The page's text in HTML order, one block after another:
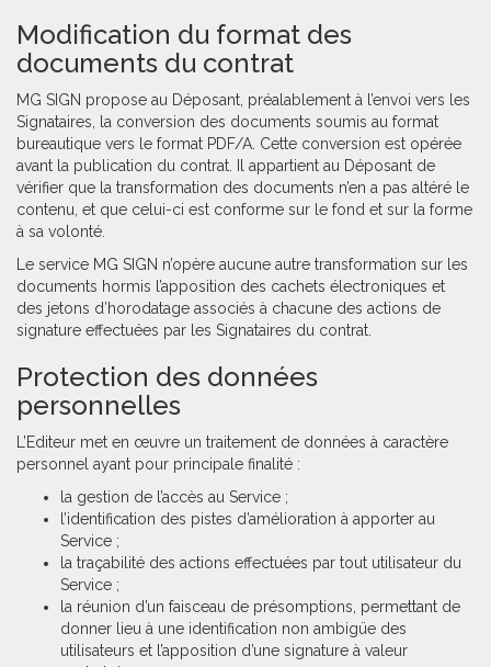
Modification du format des
documents du contrat
MG SIGN propose au Déposant, préalablement à l’envoi vers les
Signataires, la conversion des documents soumis au format
bureautique vers le format PDF/A. Cette conversion est opérée
avant la publication du contrat. Il appartient au Déposant de
vérifier que la transformation des documents n’en a pas altéré le
contenu, et que celui-ci est conforme sur le fond et sur la forme
à sa volonté.
Le service MG SIGN n’opère aucune autre transformation sur les
documents hormis l’apposition des cachets électroniques et
des jetons d’horodatage associés à chacune des actions de
signature effectuées par les Signataires du contrat.
Protection des données
personnelles
L’Editeur met en œuvre un traitement de données à caractère
personnel ayant pour principale finalité :
la gestion de l’accès au Service ;
l’identification des pistes d’amélioration à apporter au
Service ;
la traçabilité des actions effectuées par tout utilisateur du
Service ;
la réunion d’un faisceau de présomptions, permettant de
donner lieu à une identification non ambigüe des
utilisateurs et l’apposition d’une signature à valeur